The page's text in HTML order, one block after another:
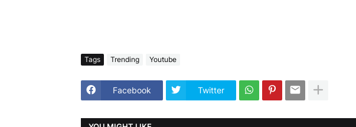
Tags Trending Youtube
Facebook Twitter